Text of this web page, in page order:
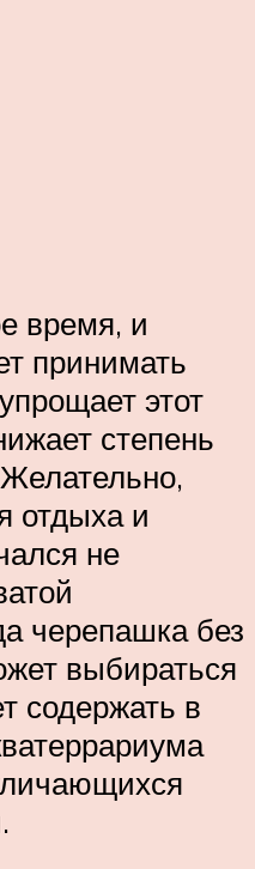
время, и
принимать
этот
степень
отдыха и
не
черепашка без
выбираться
содержать в